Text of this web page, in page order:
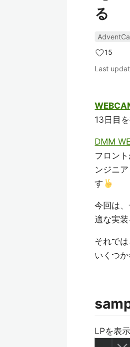
る
15
Last
13日目
DMM
フロン
ンジニ
す
今回は
適な実
それでは
いくつ
LPを表